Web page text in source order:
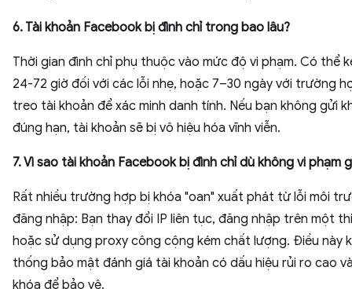
6. Tài khoản Facebook bị đình chỉ trong bao lâu?
Thời gian đình chỉ phụ thuộc vào mức độ vi phạm. Có thể
24-72 giờ đối với các lỗi nhẹ, hoặc 7–30 ngày với trường
treo tài khoản để xác minh danh tính. Nếu bạn không gửi
đúng hạn, tài khoản sẽ bị vô hiệu hóa vĩnh viễn.
7. Vì sao tài khoản Facebook bị đình chỉ dù không vi phạm
Rất nhiều trường hợp bị khóa "oan" xuất phát từ lỗi môi
đăng nhập: Bạn thay đổi IP liên tục, đăng nhập trên một
hoặc sử dụng proxy công cộng kém chất lượng. Điều này
thống bảo mật đánh giá tài khoản có dấu hiệu rủi ro cao
khóa để bảo vệ.